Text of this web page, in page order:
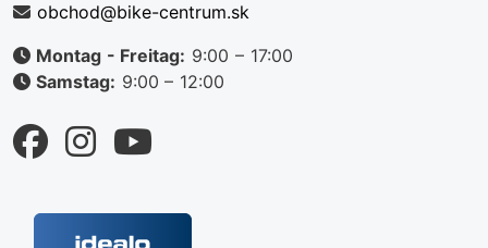
obchod@bike-centrum.sk
Montag - Freitag: 9:00 – 17:00
Samstag: 9:00 – 12:00